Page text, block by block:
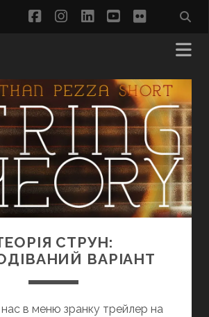
facebookinstagram
linkedin
youtube
flickr
СТРУН:
ВАРІАНТ
нас в меню зранку трейлер на